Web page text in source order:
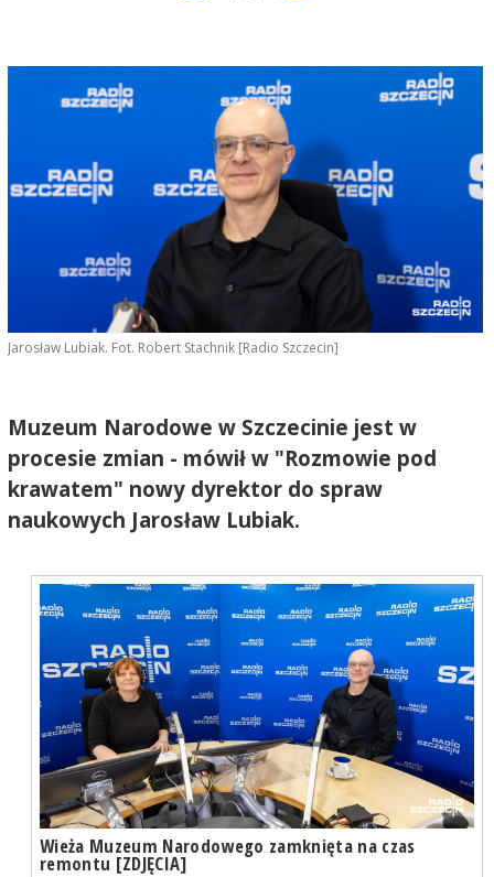
Jarosław Lubiak. Fot. Robert Stachnik [Radio Szczecin]
Muzeum Narodowe w Szczecinie jest w
procesie zmian - mówił w "Rozmowie pod
krawatem" nowy dyrektor do spraw
naukowych Jarosław Lubiak.
Wieża Muzeum Narodowego zamknięta na czas
remontu [ZDJĘCIA]